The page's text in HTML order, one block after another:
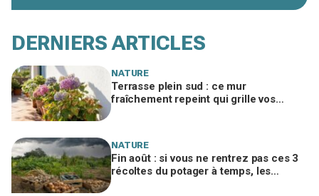
DERNIERS ARTICLES
NATURE
Terrasse plein sud : ce mur
fraîchement repeint qui grille vos
NATURE
Fin août : si vous ne rentrez pas ces 3
récoltes du potager à temps, les